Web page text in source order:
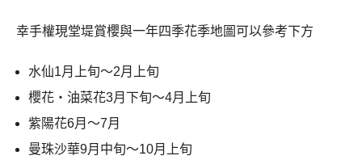
幸手權現堂堤賞櫻與一年四季花季地圖可以參考下方
水仙1月上旬～2月上旬
櫻花・油菜花3月下旬～4月上旬
紫陽花6月～7月
曼珠沙華9月中旬～10月上旬